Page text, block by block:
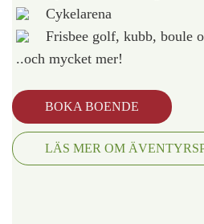
Cykelarena
Frisbee golf, kubb, boule
..och mycket mer!
BOKA BOENDE
LÄS MER OM